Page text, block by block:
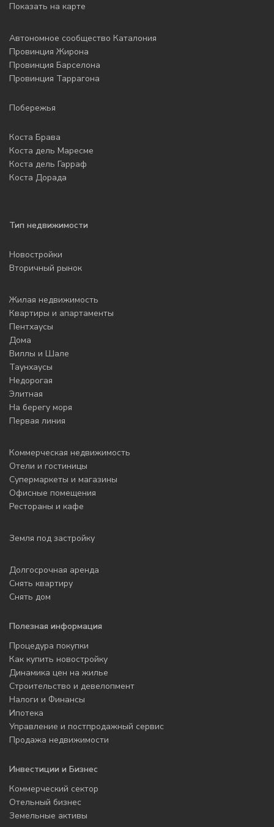
Показать на карте
Автономное сообщество Каталония
Провинция Жирона
Провинция Барселона
Провинция Таррагона
Побережья
Коста Брава
Коста дель Маресме
Коста дель Гарраф
Коста Дорада
Тип недвижимости
Новостройки
Вторичный рынок
Жилая недвижимость
Квартиры и апартаменты
Пентхаусы
Дома
Виллы и Шале
Таунхаусы
Недорогая
Элитная
На берегу моря
Первая линия
Коммерческая недвижимость
Отели и гостиницы
Супермаркеты и магазины
Офисные помещения
Рестораны и кафе
Земля под застройку
Долгосрочная аренда
Снять квартиру
Снять дом
Полезная информация
Процедура покупки
Как купить новостройку
Динамика цен на жилье
Строительство и девелопмент
Налоги и Финансы
Ипотека
Управление и постпродажный сервис
Продажа недвижимости
Инвестиции и Бизнес
Коммерческий сектор
Отельный бизнес
Земельные активы